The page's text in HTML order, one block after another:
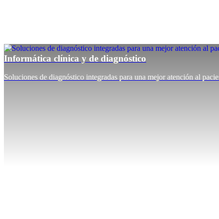
Informática clínica y de diagnóstico
Soluciones de diagnóstico integradas para una mejor atención al